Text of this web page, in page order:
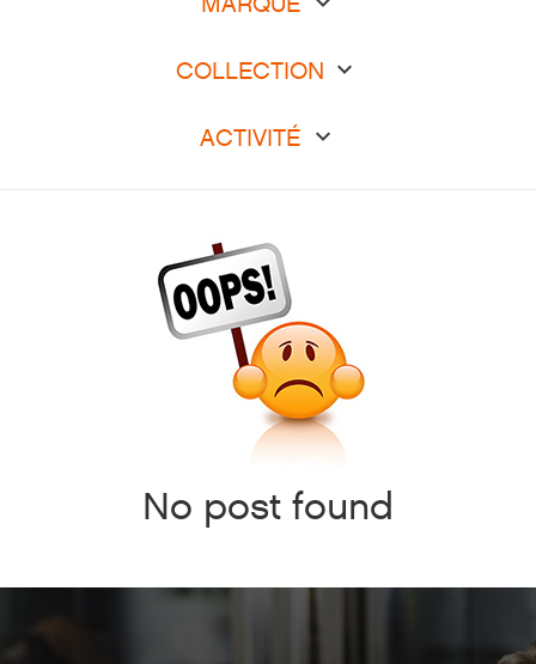
COLLECTION
ACTIVITÉ
No post found